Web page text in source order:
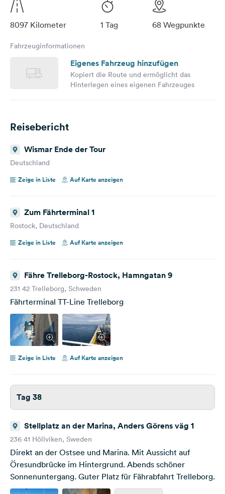
8097 Kilometer 1 Tag 68 Wegpunkte
Fahrzeuginformationen
Eigenes Fahrzeug hinzufügen
Kopiert die Route und ermöglicht das
Hinterlegen eines eigenen Fahrzeuges
Reisebericht
Wismar Ende der Tour
Deutschland
Zeige in Liste
Auf Karte anzeigen
Zum Fährterminal 1
Rostock, Deutschland
Zeige in Liste
Auf Karte anzeigen
Fähre Trelleborg-Rostock, Hamngatan 9
231 42 Trelleborg, Schweden
Fährterminal TT-Line Trelleborg
Zeige in Liste Auf Karte anzeigen
Tag 38
Stellplatz an der Marina, Anders Görens väg 1
236 41 Höllviken, Sweden
Direkt an der Ostsee und Marina. Mit Aussicht auf
Öresundbrücke im Hintergrund. Abends schöner
Sonnenuntergang. Guter Platz für Fährabfahrt Trelleborg.